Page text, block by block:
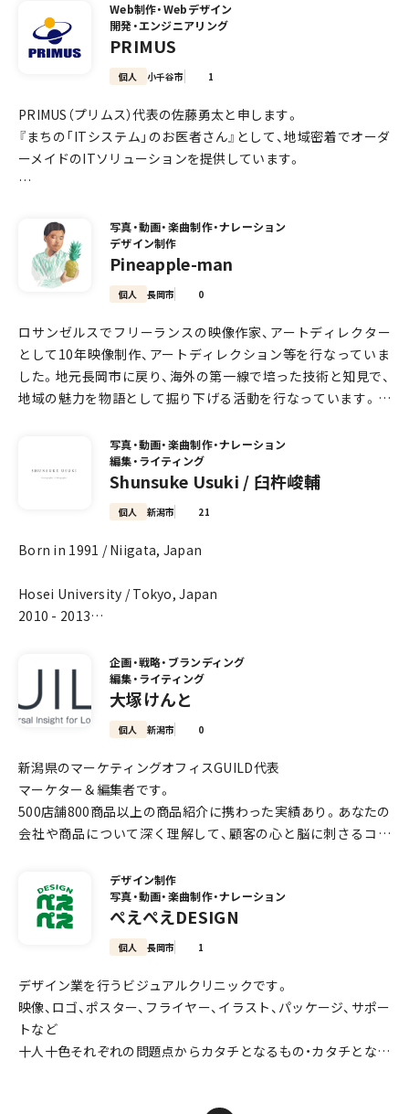
----------------------------------------------------
最新の実績を掲載しています。ぜひご覧ください。
-Instagram
https://www.instagram.com/takuya_shiraishi_design
----------------------------------------------------
-所属
日本グラフィックデザイン協会 (JAGDA)
新潟アートディレクターズクラブ (NADC)
日刊タイポ
-拠点
新潟
1987 新潟県上越市 生まれ
2009 Integrate Graphics 入社
2018 佐藤卓デザイン事務所（現 TSDO inc.）入社［佐藤卓 氏に
師事］
----------------------------------------------------
----------------------------------------------------
Web制作・Webデザイン
開発・エンジニアリング
PRIMUS
個人 小千谷市 1
PRIMUS（プリムス）代表の佐藤勇太と申します。
『まちの「ITシステム」のお医者さん』として、地域密着でオーダ
ーメイドのITソリューションを提供しています。
・Web制作
・システム・ネットワーク構築〜運用管理
・情報セキュリティマネジメント
・SNS運用支援
お客様のご要望を丁寧にヒアリングすることを大切に、お仕事
をさせていただいております。
どなた様もぜひご気軽にご相談ください。
写真・動画・楽曲制作・ナレーション
デザイン制作
Pineapple-man
個人 長岡市 0
ロサンゼルスでフリーランスの映像作家、アートディレクター
として10年映像制作、アートディレクション等を行なっていま
した。地元長岡市に戻り、海外の第一線で培った技術と知見で、
地域の魅力を物語として掘り下げる活動を行なっています。あ
写真・動画・楽曲制作・ナレーション
編集・ライティング
Shunsuke Usuki / 臼杵峻輔
個人 新潟市 21
Born in 1991 / Niigata, Japan
Hosei University / Tokyo, Japan
2010 - 2013
Moved / CA, USA
2013
2013 - 2015
AA (Highest Honors) Arts
San Francisco State University / San Francisco, CA
BA Cinema: Film Making
Assistant for Photographer, Yuji Watanabe / Andrew Acaci
Photography & Videography Assistant
Studio Ebis / Tokyo, Japan
2018 - 2021
企画・戦略・ブランディング
編集・ライティング
大塚けんと
個人 新潟市 0
新潟県のマーケティングオフィスGUILD代表
マーケター＆編集者です。
500店舗800商品以上の商品紹介に携わった実績あり。あなたの
会社や商品について深く理解して、顧客の心と脳に刺さるコン
サイト制作・運営や、SNS運用のコンサルティングなどについて
ご相談ください。
商品の企画や販売戦略の立案についてもご相談ください。数多
くの新潟産品をEC販売してきた経験と、10年以上研究してきた
マーケティングの研修も可能です（実績あり）。かんたんな解説
＋図解をTwitterに投稿しております。ぜひ覗いてみてくださ
い。
デザイン制作
写真・動画・楽曲制作・ナレーション
ぺえぺえDESIGN
個人 長岡市 1
デザイン業を行うビジュアルクリニックです。
映像、ロゴ、ポスター、フライヤー、イラスト、パッケージ、サポー
トなど
十人十色それぞれの問題点からカタチとなるもの・カタチとなら